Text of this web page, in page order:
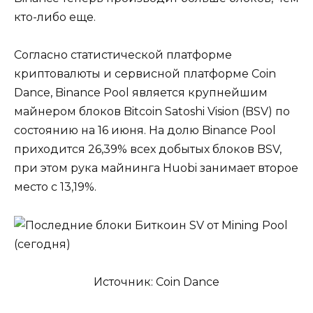
кто-либо еще.
Согласно статистической платформе
криптовалюты и сервисной платформе Coin
Dance, Binance Pool является крупнейшим
майнером блоков Bitcoin Satoshi Vision (BSV) по
состоянию на 16 июня. На долю Binance Pool
приходится 26,39% всех добытых блоков BSV,
при этом рука майнинга Huobi занимает второе
место с 13,19%.
Источник: Coin Dance